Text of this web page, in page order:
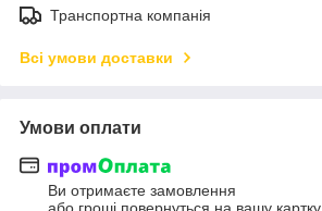
Транспортна компанія
Всі умови доставки
Умови оплати
Ви отримаєте замовлення